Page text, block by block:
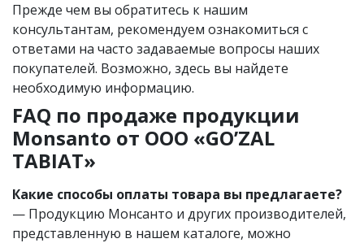
Прежде чем вы обратитесь к нашим
консультантам, рекомендуем ознакомиться с
ответами на часто задаваемые вопросы наших
покупателей. Возможно, здесь вы найдете
необходимую информацию.
FAQ по продаже продукции
Monsanto от OOO «GO’ZAL
TABIAT»
Какие способы оплаты товара вы предлагаете?
— Продукцию Монсанто и других производителей,
представленную в нашем каталоге, можно